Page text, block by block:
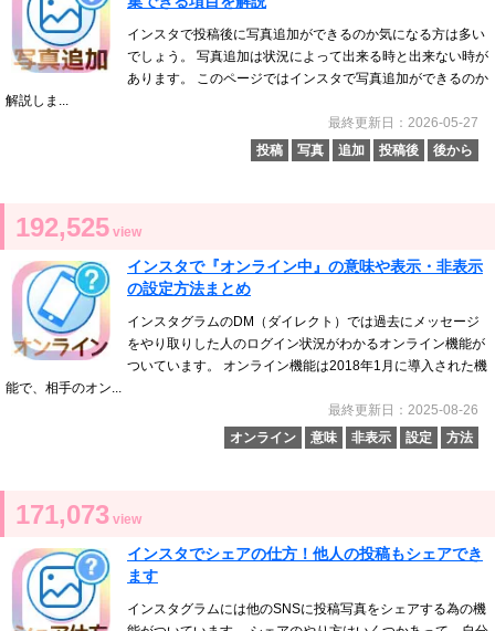
インスタで投稿後に写真追加ができるのか気になる方は多い
でしょう。 写真追加は状況によって出来る時と出来ない時が
あります。 このページではインスタで写真追加ができるのか
解説しま...
最終更新日：2026-05-27
投稿
写真 追加 投稿後 後から
192,525 view
インスタで『オンライン中』の意味や表示・非表示
の設定方法まとめ
インスタグラムのDM（ダイレクト）では過去にメッセージ
をやり取りした人のログイン状況がわかるオンライン機能が
ついています。 オンライン機能は2018年1月に導入された機
能で、相手のオン...
最終更新日：2025-08-26
オンライン
意味 非表示 設定 方法
171,073 view
インスタでシェアの仕方！他人の投稿もシェアでき
ます
インスタグラムには他のSNSに投稿写真をシェアする為の機